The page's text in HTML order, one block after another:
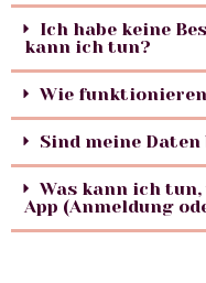
Ich habe keine
kann ich tun?
Wie funktionieren
Sind meine
Was kann ich
App (Anmeldung